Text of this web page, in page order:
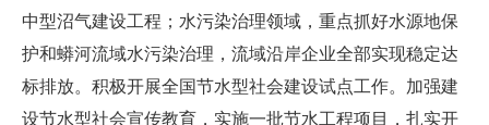
中型沼气建设工程；水污染治理领域，重点抓好水源地保
护和蟒河流域水污染治理，流域沿岸企业全部实现稳定达
标排放。积极开展全国节水型社会建设试点工作。加强建
设节水型社会宣传教育，实施一批节水工程项目，扎实开